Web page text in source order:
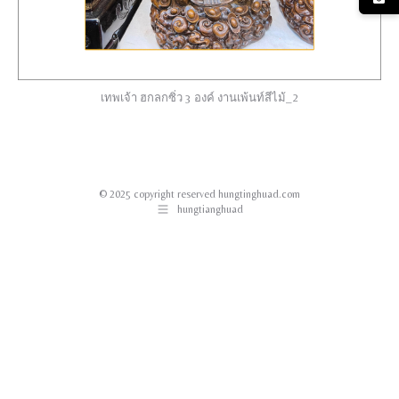
เทพเจ้า ฮกลกซิ่ว 3 องค์ งานเพ้นท์สีไม้_2
© 2025 copyright reserved hungtinghuad.com
hungtianghuad